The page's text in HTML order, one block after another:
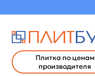
Плитка по ценам
производителя